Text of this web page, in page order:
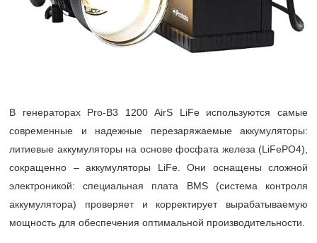
В генераторах Pro-B3 1200 AirS LiFe используются самые
современные и надежные перезаряжаемые аккумуляторы:
литиевые аккумуляторы на основе фосфата железа (LiFePO4),
сокращенно – аккумуляторы LiFe. Они оснащены сложной
электроникой: специальная плата BMS (система контроля
аккумулятора) проверяет и корректирует вырабатываемую
мощность для обеспечения оптимальной производительности.